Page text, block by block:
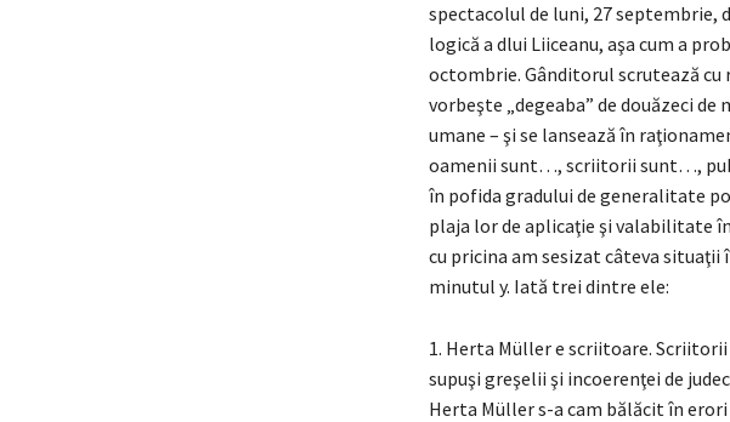
spectacolul de luni, 27 septembrie,
logică a dlui Liiceanu, aşa cum a
octombrie. Gânditorul scrutează cu
vorbeşte „degeaba” de douăzeci
umane – şi se lansează în
oamenii sunt…, scriitorii sunt…,
în pofida gradului de generalitate
plaja lor de aplicaţie şi valabilitate
cu pricina am sesizat câteva situaţii
minutul y. Iată trei dintre ele:
1. Herta Müller e scriitoare.
supuşi greşelii şi incoerenţei de
Herta Müller s-a cam bălăcit în